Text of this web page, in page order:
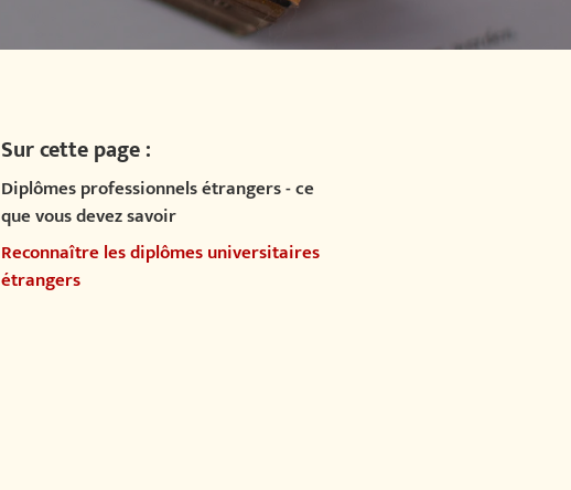
Sur cette page :
Diplômes professionnels étrangers - ce
que vous devez savoir
Reconnaître les diplômes universitaires
étrangers